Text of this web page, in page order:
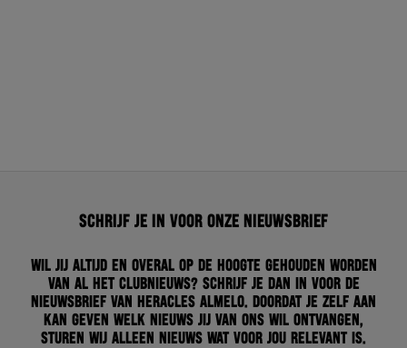
Schrijf je in voor onze nieuwsbrief
Wil jij altijd en overal op de hoogte gehouden worden
van al het clubnieuws? Schrijf je dan in voor de
nieuwsbrief van Heracles Almelo. Doordat je zelf aan
kan geven welk nieuws jij van ons wil ontvangen,
sturen wij alleen nieuws wat voor jou relevant is.